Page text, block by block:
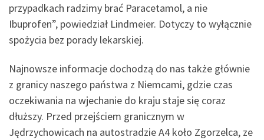
przypadkach radzimy brać Paracetamol, a nie
Ibuprofen”, powiedział Lindmeier. Dotyczy to wyłącznie
spożycia bez porady lekarskiej.
Najnowsze informacje dochodzą do nas także głównie
z granicy naszego państwa z Niemcami, gdzie czas
oczekiwania na wjechanie do kraju staje się coraz
dłuższy. Przed przejściem granicznym w
Jędrzychowicach na autostradzie A4 koło Zgorzelca, ze